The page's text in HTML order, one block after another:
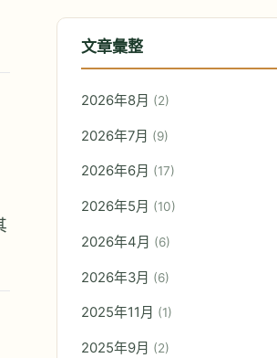
文章彙整
2026年8月 (2)
2026年7月 (9)
2026年6月 (17)
2026年5月 (10)
2026年4月 (6)
2026年3月 (6)
2025年11月 (1)
2025年9月 (2)